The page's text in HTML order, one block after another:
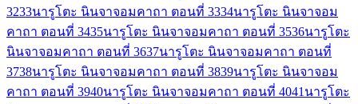
3233นารูโตะ นินจาจอมคาถา ตอนที่ 3334นารูโตะ นินจาจอม
คาถา ตอนที่ 3435นารูโตะ นินจาจอมคาถา ตอนที่ 3536นารูโตะ
นินจาจอมคาถา ตอนที่ 3637นารูโตะ นินจาจอมคาถา ตอนที่
3738นารูโตะ นินจาจอมคาถา ตอนที่ 3839นารูโตะ นินจาจอม
คาถา ตอนที่ 3940นารูโตะ นินจาจอมคาถา ตอนที่ 4041 นารูโตะ